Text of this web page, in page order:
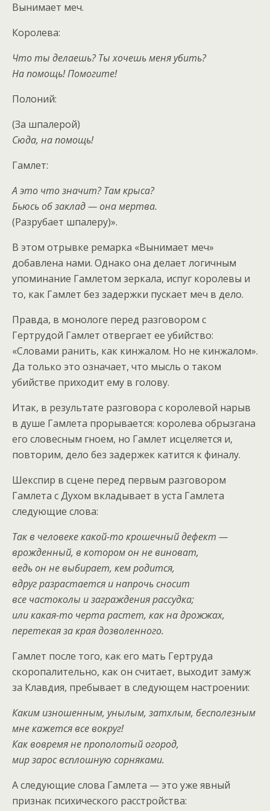
Вынимает меч.
Королева:
Что ты делаешь? Ты хочешь меня убить?
На помощь! Помогите!
Полоний:
(За шпалерой)
Сюда, на помощь!
Гамлет:
А это что значит? Там крыса?
Бьюсь об заклад — она мертва.
(Разрубает шпалеру)».
В этом отрывке ремарка «Вынимает меч»
добавлена нами. Однако она делает логичным
упоминание Гамлетом зеркала, испуг королевы и
то, как Гамлет без задержки пускает меч в дело.
Правда, в монологе перед разговором с
Гертрудой Гамлет отвергает ее убийство:
«Словами ранить, как кинжалом. Но не кинжалом».
Да только это означает, что мысль о таком
убийстве приходит ему в голову.
Итак, в результате разговора с королевой нарыв
в душе Гамлета прорывается: королева обрызгана
его словесным гноем, но Гамлет исцеляется и,
повторим, дело без задержек катится к финалу.
Шекспир в сцене перед первым разговором
Гамлета с Духом вкладывает в уста Гамлета
следующие слова:
Так в человеке какой-то крошечный дефект —
врожденный, в котором он не виноват,
ведь он не выбирает, кем родится,
вдруг разрастается и напрочь сносит
все частоколы и заграждения рассудка;
или какая-то черта растет, как на дрожжах,
перетекая за края дозволенного.
Гамлет после того, как его мать Гертруда
скоропалительно, как он считает, выходит замуж
за Клавдия, пребывает в следующем настроении:
Каким изношенным, унылым, затхлым, бесполезным
мне кажется все вокруг!
Как вовремя не прополотый огород,
мир зарос всплошную сорняками.
А следующие слова Гамлета — это уже явный
признак психического расстройства: